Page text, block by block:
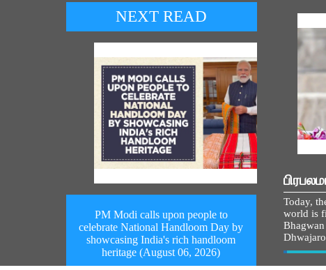
NEXT READ
PM Modi calls upon people to
celebrate National Handloom Day by
showcasing India's rich handloom
heritage (August 06, 2026)
Today,
world is